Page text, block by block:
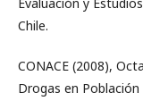
Chile.
CONACE (2008),
Drogas en